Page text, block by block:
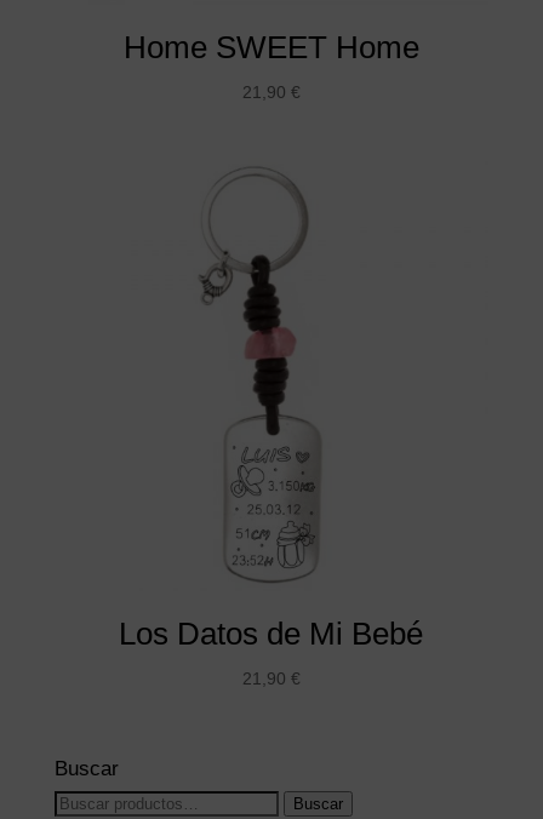
Home SWEET Home
21,90 €
Los Datos de Mi Bebé
21,90 €
Buscar
Buscar
Buscar